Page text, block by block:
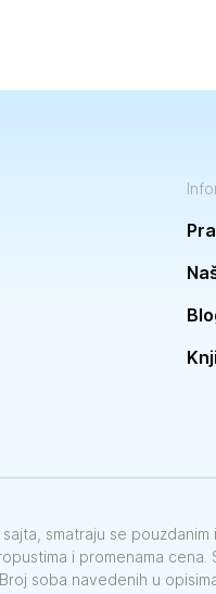
smatraju se
i promenama
soba navedenih u